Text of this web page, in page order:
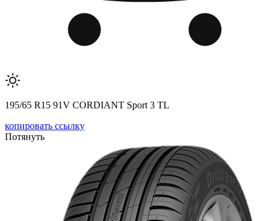
195/65 R15 91V CORDIANT Sport 3 TL
копировать ссылку
Потянуть